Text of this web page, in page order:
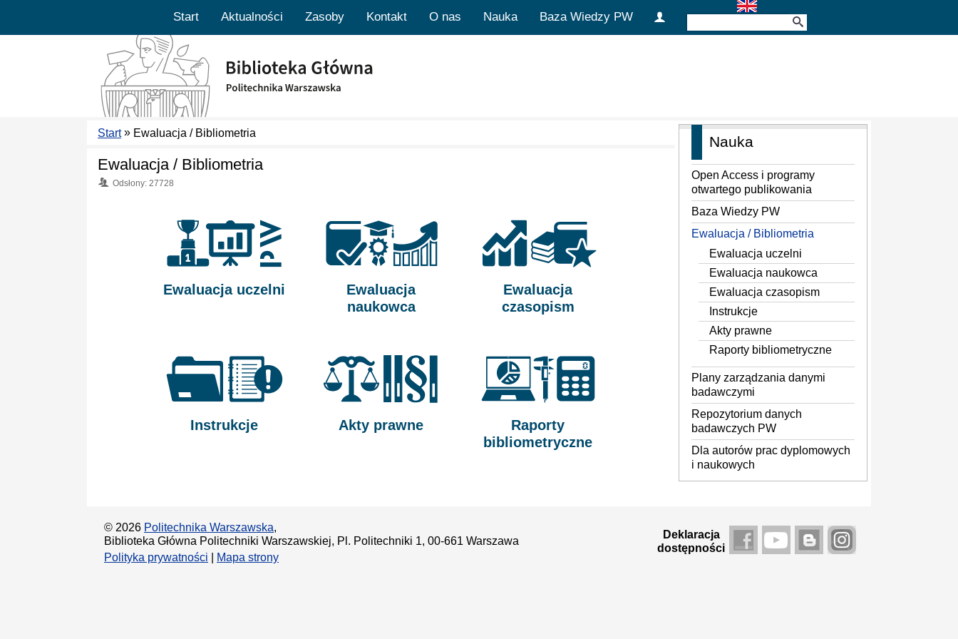
Start Aktualności Zasoby Kontakt O nas Nauka Baza Wiedzy PW
Start» Ewaluacja / Bibliometria
Ewaluacja / Bibliometria
Odsłony: 27728
Ewaluacja uczelni
Ewaluacja
naukowca
Ewaluacja
czasopism
Instrukcje Akty prawne
Raporty
bibliometryczne
Nauka
Open Access i programy
otwartego publikowania
Baza Wiedzy PW
Ewaluacja / Bibliometria
Ewaluacja uczelni
Ewaluacja naukowca
Ewaluacja czasopism
Instrukcje
Akty prawne
Raporty bibliometryczne
Plany zarządzania danymi
badawczymi
Repozytorium danych
badawczych PW
Dla autorów prac dyplomowych
i naukowych
© 2026 Politechnika Warszawska,
Biblioteka Główna Politechniki Warszawskiej, Pl. Politechniki 1, 00-661 Warszawa
Polityka prywatności
Mapa strony
Deklaracja
dostępności